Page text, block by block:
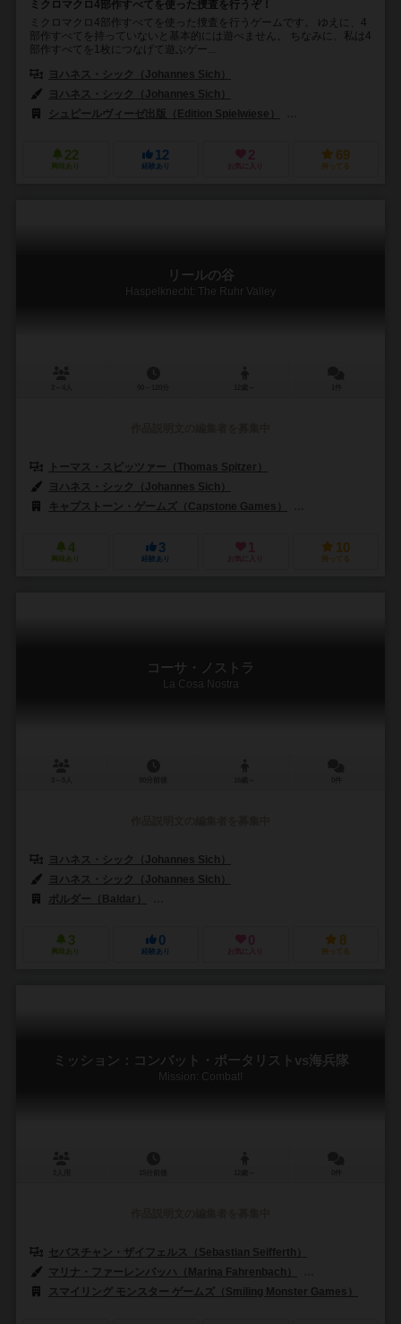
ミクロマクロ4部作すべてを使った捜査を行うぞ！
ミクロマクロ4部作すべてを使った捜査を行うゲームです。 ゆえに、4
部作すべてを持っていないと基本的には遊べません。 ちなみに、私は4
部作すべてを1枚につなげて遊ぶゲー...
ヨハネス・シック（Johannes Sich）
ヨハネス・シック（Johannes Sich）
シュピールヴィーゼ出版（Edition Spielwiese）
22
興味あり
12
経験あり
2
お気に入り
69
持ってる
リールの谷
Haspelknecht: The Ruhr Valley
トーマス・スピッツァー（Thomas Spitzer）
ヨハネス・シック（Johannes Sich）
キャプストーン・ゲームズ（Capstone Games）
4
興味あり
3
経験あり
1
お気に入り
10
持ってる
コーサ・ノストラ
La Cosa Nostra
ヨハネス・シック（Johannes Sich）
ヨハネス・シック（Johannes Sich）
ボルダー（Baldar）
3
興味あり
0
経験あり
0
お気に入り
8
持ってる
ミッション：コンバット・ポータリストvs海兵隊
Mission: Combat!
セバスチャン・ザイフェルス（Sebastian Seifferth）
マリナ・ファーレンバッハ（Marina Fahrenbach）
スマイリング モンスター ゲームズ（Smiling Monster Games）